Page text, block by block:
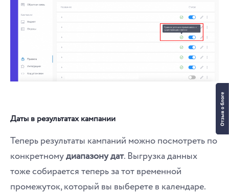
Даты в результатах кампании
Теперь результаты кампаний можно посмотреть по
конкретномудиапазону дат. Выгрузка данных
тоже собирается теперь за тот временной
промежуток, который вы выберете в календаре.